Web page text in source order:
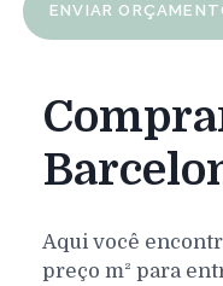
ENVIAR
Aqui você
preço m² para